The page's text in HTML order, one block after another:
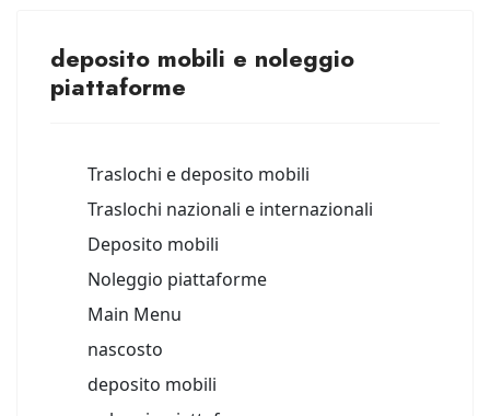
deposito mobili e noleggio
piattaforme